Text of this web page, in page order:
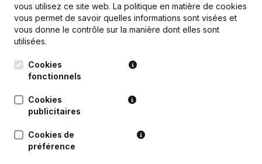
vous utilisez ce site web. La politique en matière de cookies
vous permet de savoir quelles informations sont visées et
vous donne le contrôle sur la manière dont elles sont
utilisées.
Cookies
fonctionnels
Cookies
publicitaires
Cookies de
préférence
Kantorenpark Everest
Leuvensesteenweg
1800 Vilvoorde
Recherche internationale
Prospection
Compliance et prévention
de la fraude